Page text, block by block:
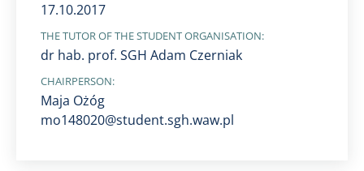
17.10.2017
THE TUTOR OF THE STUDENT ORGANISATION:
dr hab. prof. SGH Adam Czerniak
CHAIRPERSON:
Maja Ożóg
mo148020@student.sgh.waw.pl